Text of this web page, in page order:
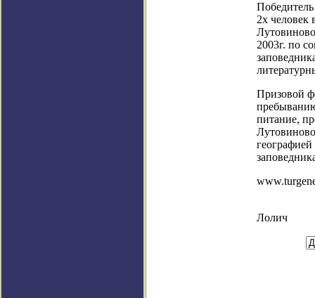
2х человек
2003г. по
Призовой
питание,
географией
Лолич